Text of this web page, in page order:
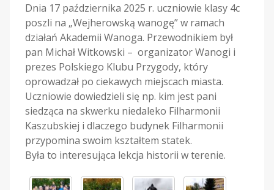
Dnia 17 października 2025 r. uczniowie klasy 4c
poszli na „Wejherowską wanogę” w ramach
działań Akademii Wanoga. Przewodnikiem był
pan Michał Witkowski – organizator Wanogi i
prezes Polskiego Klubu Przygody, który
oprowadzał po ciekawych miejscach miasta.
Uczniowie dowiedzieli się np. kim jest pani
siedząca na skwerku niedaleko Filharmonii
Kaszubskiej i dlaczego budynek Filharmonii
przypomina swoim kształtem statek.
Była to interesująca lekcja historii w terenie.